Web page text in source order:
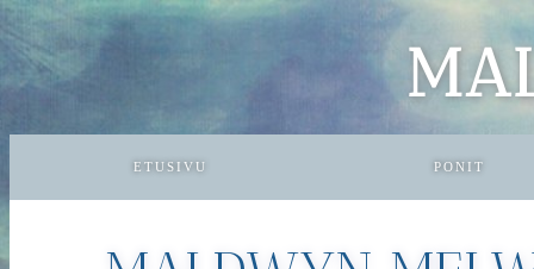
ETUSIVU PONIT